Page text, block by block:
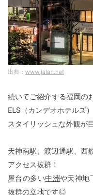
www.jalan.net
続いてご紹介する福岡の
ELS（カンデオホテルズ
スタイリッシュな外観が
天神南駅、渡辺通駅、西
アクセス抜群！
屋台の多い中洲や天神地
抜群の立地です◎